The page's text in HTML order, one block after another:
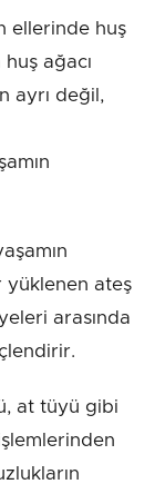
ellerinde huş
huş ağacı
ayrı değil,
yüklenen ateş
arasında
at tüyü gibi